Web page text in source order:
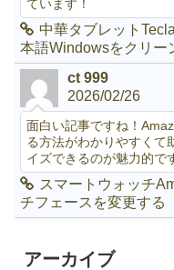
ています！
中華タブレット
本語Windowsをクリー
ct 999
2026/02/26
面白い記事ですね！
る方法がわかりやすくて
イズできるのが魅力的で
スマートウォッチ
チフェースを変更する
アーカイブ